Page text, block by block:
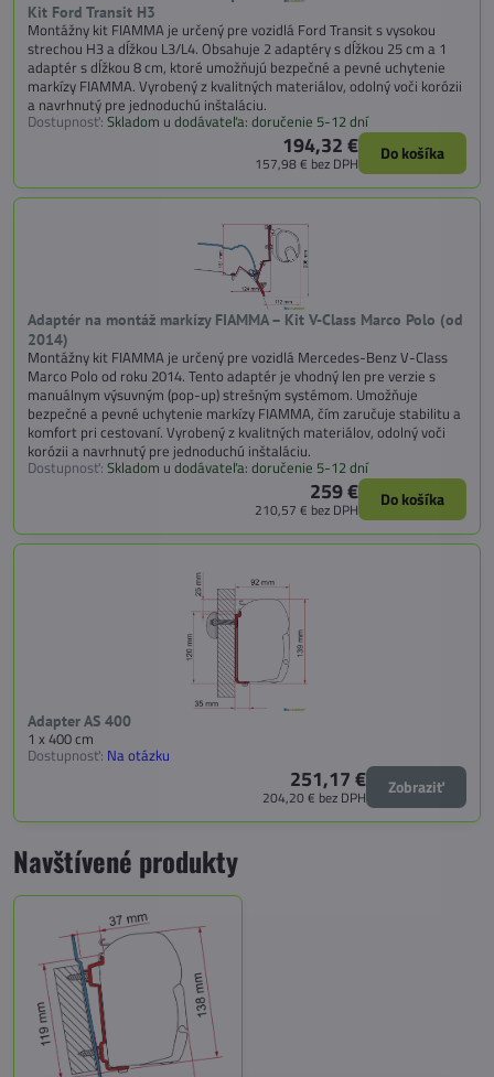
Kit Ford Transit H3
Montážny kit FIAMMA je určený pre vozidlá Ford Transit s vysokou
strechou H3 a dĺžkou L3/L4. Obsahuje 2 adaptéry s dĺžkou 25 cm a 1
adaptér s dĺžkou 8 cm, ktoré umožňujú bezpečné a pevné uchytenie
markízy FIAMMA. Vyrobený z kvalitných materiálov, odolný voči korózii
a navrhnutý pre jednoduchú inštaláciu.
Dostupnosť: Skladom u dodávateľa: doručenie 5-12 dní
194,32 €
157,98 € bez DPH Do košíka
Adaptér na montáž markízy FIAMMA – Kit V-Class Marco Polo (od
2014)
Montážny kit FIAMMA je určený pre vozidlá Mercedes-Benz V-Class
Marco Polo od roku 2014. Tento adaptér je vhodný len pre verzie s
manuálnym výsuvným (pop-up) strešným systémom. Umožňuje
bezpečné a pevné uchytenie markízy FIAMMA, čím zaručuje stabilitu a
komfort pri cestovaní. Vyrobený z kvalitných materiálov, odolný voči
korózii a navrhnutý pre jednoduchú inštaláciu.
Dostupnosť: Skladom u dodávateľa: doručenie 5-12 dní
259 €
210,57 € bez DPH Do košíka
Adapter AS 400
1 x 400 cm
Dostupnosť: Na otázku
251,17 €
204,20 € bez DPH Zobraziť
Navštívené produkty